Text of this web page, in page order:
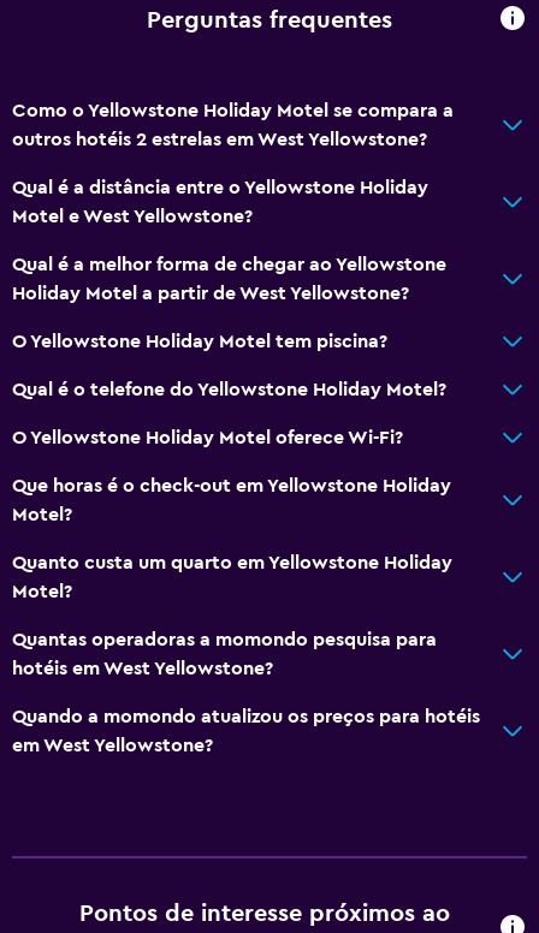
Cozinha americana
Mídia e entretenimento
TV de tela plana
Acessibilidade e adequação
Área para fumantes
Atividades
Turismo ecológico
Moto de neve
Trenó
Serviços e conveniências
Acesso com chave
Perguntas frequentes
Como o Yellowstone Holiday Motel se compara a
outros hotéis 2 estrelas em West Yellowstone?
Qual é a distância entre o Yellowstone Holiday
Motel e West Yellowstone?
Qual é a melhor forma de chegar ao Yellowstone
Holiday Motel a partir de West Yellowstone?
O Yellowstone Holiday Motel tem piscina?
Qual é o telefone do Yellowstone Holiday Motel?
O Yellowstone Holiday Motel oferece Wi-Fi?
Que horas é o check-out em Yellowstone Holiday
Motel?
Quanto custa um quarto em Yellowstone Holiday
Motel?
Quantas operadoras a momondo pesquisa para
hotéis em West Yellowstone?
Quando a momondo atualizou os preços para hotéis
em West Yellowstone?
Pontos de interesse próximos ao